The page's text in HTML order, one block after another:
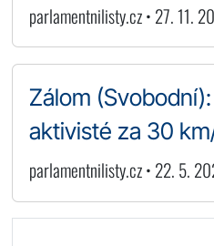
parlamentnilisty.cz • 27. 11.
Zálom
aktivisté za 30
parlamentnilisty.cz • 22. 5.